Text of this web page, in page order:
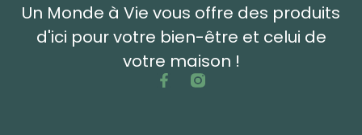
Un Monde à Vie vous offre des produits
d'ici pour votre bien-être et celui de
votre maison !